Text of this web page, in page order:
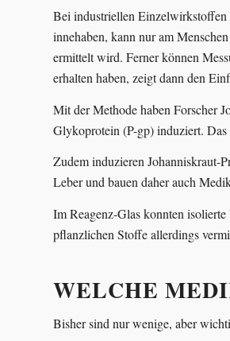
Bei industriellen Einzelwirkstoffen
innehaben, kann nur am
ermittelt wird. Ferner können
erhalten haben, zeigt dann den
Mit der Methode haben Forscher
Glykoprotein (P-gp) induziert.
Zudem induzieren Johanniskraut-
Leber und bauen daher auch
Im Reagenz-Glas konnten
pflanzlichen Stoffe allerdings
WELCHE
Bisher sind nur wenige, aber